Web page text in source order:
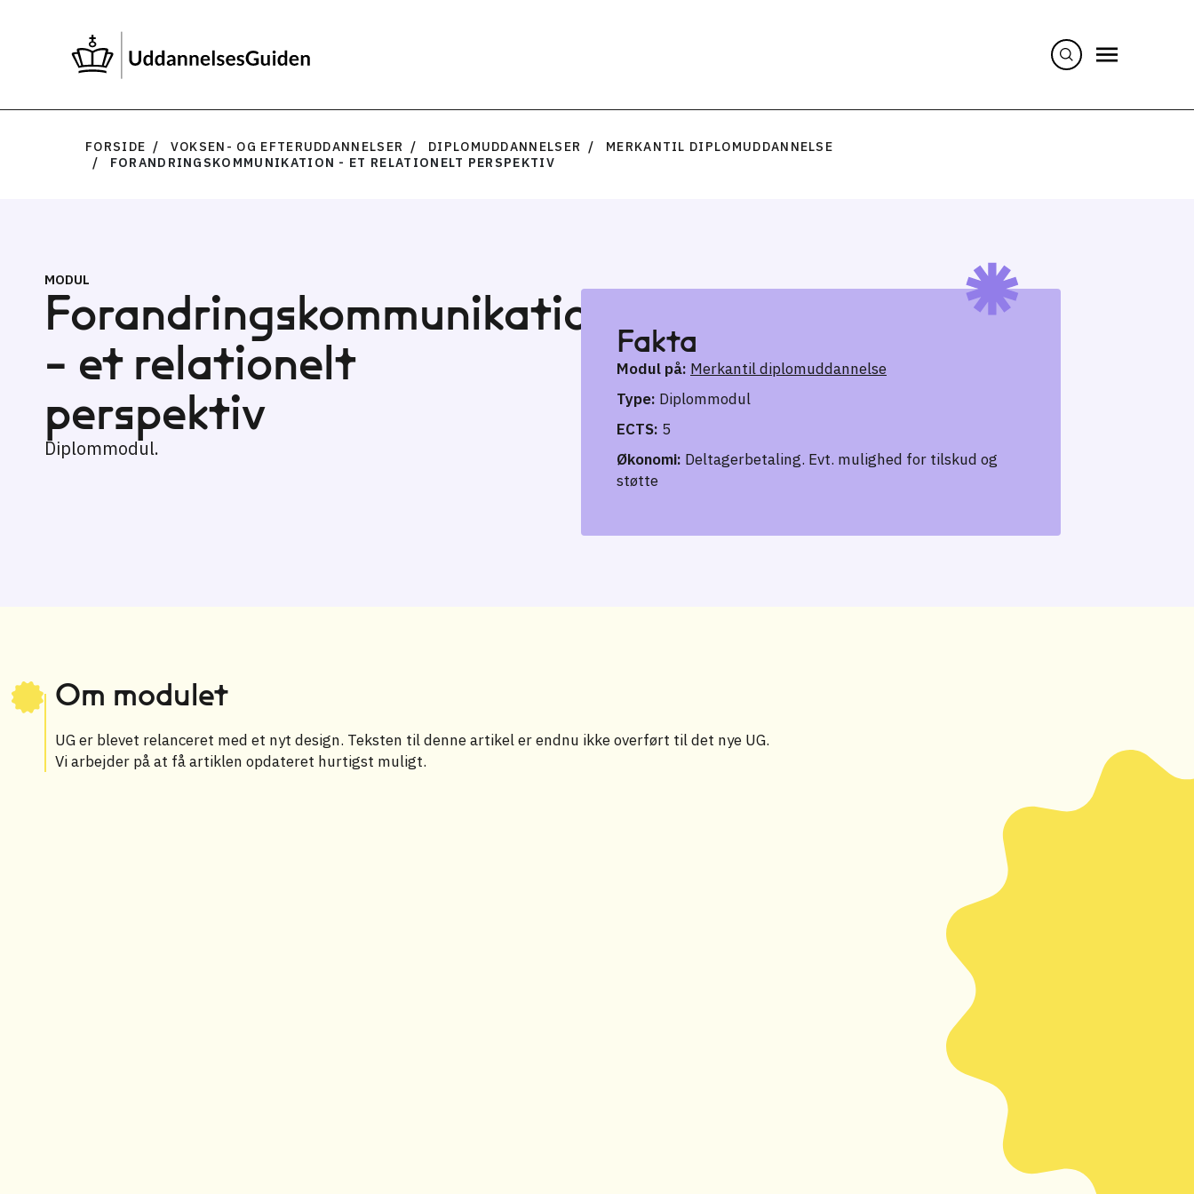
FORSIDE VOKSEN- OG EFTERUDDANNELSER DIPLOMUDDANNELSER
MERKANTIL DIPLOMUDDANNELSE
FORANDRINGSKOMMUNIKATION - ET RELATIONELT PERSPEKTIV
MODUL
Forandringskommunikation
- et relationelt
perspektiv
Diplommodul.
Fakta
Modul på: Merkantil diplomuddannelse
Type: Diplommodul
ECTS: 5
Økonomi: Deltagerbetaling. Evt. mulighed for tilskud og
støtte
Om modulet
UG er blevet relanceret med et nyt design. Teksten til denne artikel er endnu ikke overført til det nye UG.
Vi arbejder på at få artiklen opdateret hurtigst muligt.